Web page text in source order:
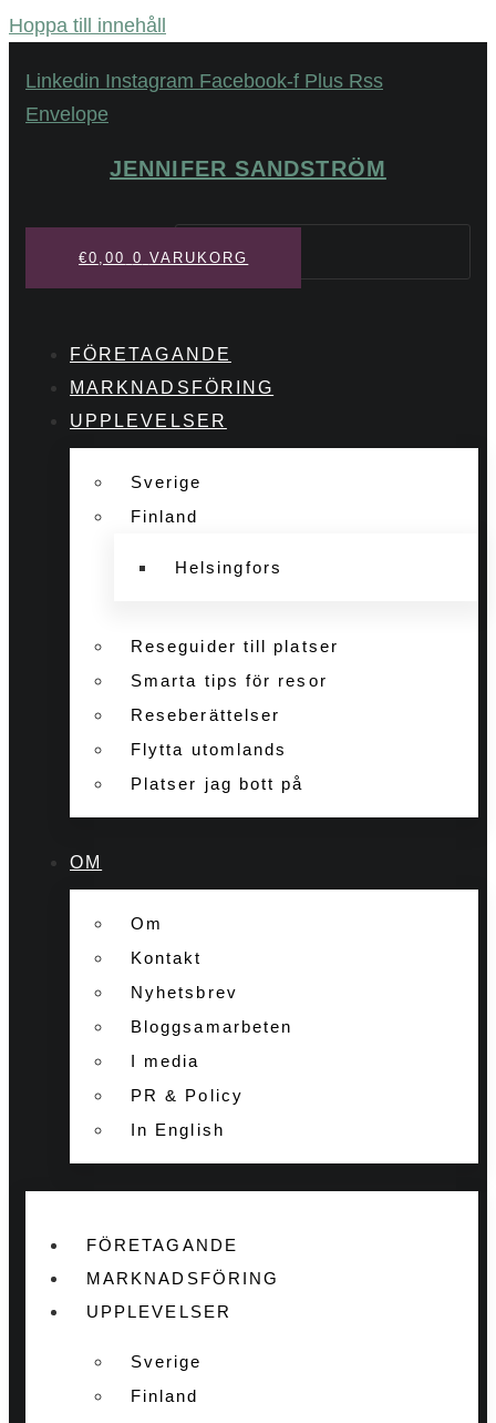
Hoppa till innehåll
Linkedin Instagram Facebook-f Plus Rss
Envelope
JENNIFER SANDSTRÖM
Sök
€0,00 0 VARUKORG
FÖRETAGANDE
MARKNADSFÖRING
UPPLEVELSER
Sverige
Finland
Helsingfors
Reseguider till platser
Smarta tips för resor
Reseberättelser
Flytta utomlands
Platser jag bott på
OM
Om
Kontakt
Nyhetsbrev
Bloggsamarbeten
I media
PR & Policy
In English
FÖRETAGANDE
MARKNADSFÖRING
UPPLEVELSER
Sverige
Finland